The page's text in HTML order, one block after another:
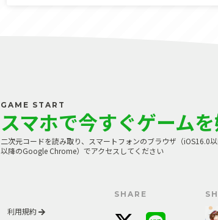
GAME START
スマホで今すぐゲーム
二次元コードを読み取り、スマートフォンのブラウザ（iOS16.0
以降のGoogle Chrome）でアクセスしてください
利用規約
SHARE